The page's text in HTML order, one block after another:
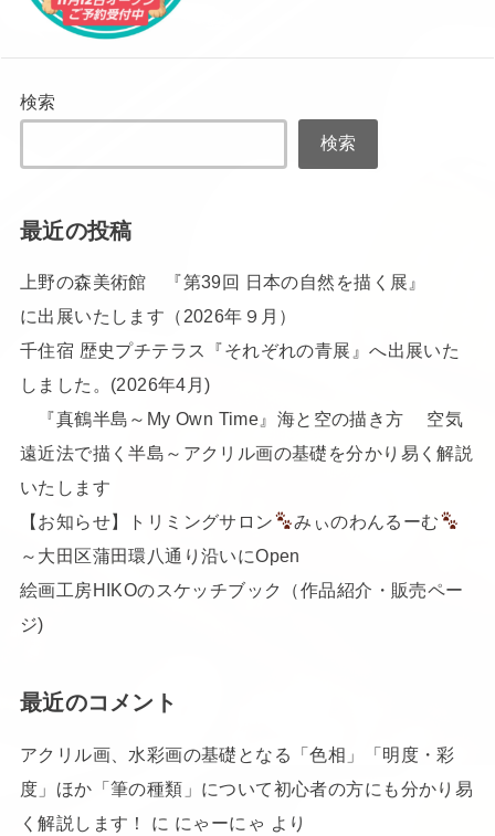
検索
検索
最近の投稿
上野の森美術館 『第39回 日本の自然を描く展』
に出展いたします（2026年９月）
千住宿 歴史プチテラス『それぞれの青展』へ出展いた
しました。(2026年4月)
『真鶴半島～My Own Time』海と空の描き方 空気
遠近法で描く半島～アクリル画の基礎を分かり易く解説
いたします
【お知らせ】トリミングサロン
みぃのわんるーむ
～大田区蒲田環八通り沿いにOpen
絵画工房HIKOのスケッチブック（作品紹介・販売ペー
ジ)
最近のコメント
アクリル画、水彩画の基礎となる「色相」「明度・彩
度」ほか「筆の種類」について初心者の方にも分かり易
く解説します！
に にゃーにゃ より